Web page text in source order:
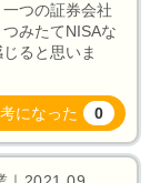
つの証券会社
みたてNISAな
ると思いま
になった 0